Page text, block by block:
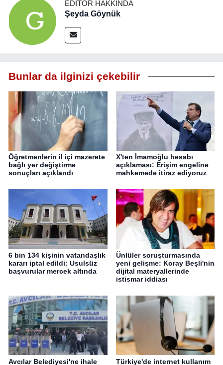
EDITÖR HAKKINDA
Şeyda Göynük
Bunlar da ilginizi çekebilir
Öğretmenlerin il içi mazerete
bağlı yer değiştirme
sonuçları açıklandı
X'ten İmamoğlu hesabı
açıklaması: Erişim engeline
mahkemede itiraz ediyoruz
6 bin 134 kişinin vatandaşlık
kararı iptal edildi: Usulsüz
başvurular mercek altında
Ünlüler soruşturmasında
yeni gelişme: Koray Beşli'nin
dijital materyallerinde
istismar iddiası
Avcılar Belediyesi'ne ihale
Türkiye'de internet kullanım